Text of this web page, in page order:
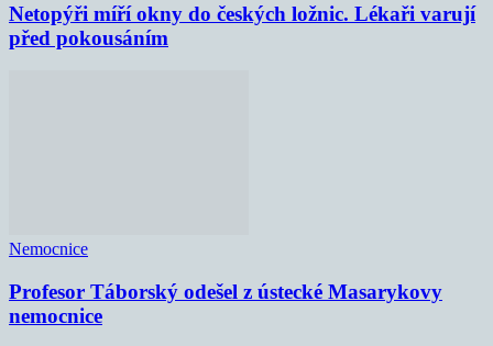
Netopýři míří okny do českých ložnic. Lékaři varují
před pokousáním
Nemocnice
Profesor Táborský odešel z ústecké Masarykovy
nemocnice